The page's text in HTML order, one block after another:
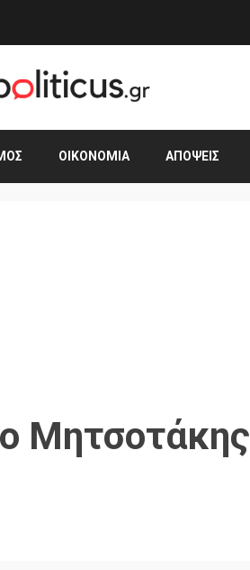
ΟΙΚΟΝΟΜΊΑ ΑΠΌΨΕΙΣ
ο Μητσοτάκης